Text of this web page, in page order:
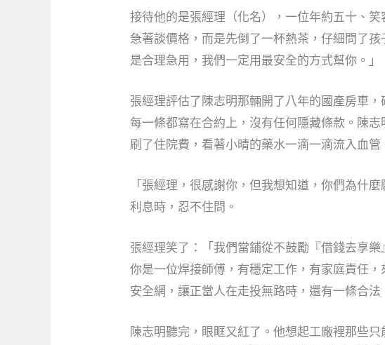
接待他的是張經理（化名），一位年約五十、
急著談價格，而是先倒了一杯熱茶，仔細問了
是合理急用，我們一定用最安全的方式幫你。」
張經理評估了陳志明那輛開了八年的國產房車
每一條都寫在合約上，沒有任何隱藏條款。陳志
刷了住院費，看著小晴的藥水一滴一滴流入血管
「張經理，很感謝你，但我想知道，你們為什
利息時，忍不住問。
張經理笑了：「我們當鋪從不鼓勵『借錢去享
你是一位焊接師傅，有穩定工作，有家庭責任
安全網，讓正當人在走投無路時，還有一條合法
陳志明聽完，眼眶又紅了。他想起工廠裡那些